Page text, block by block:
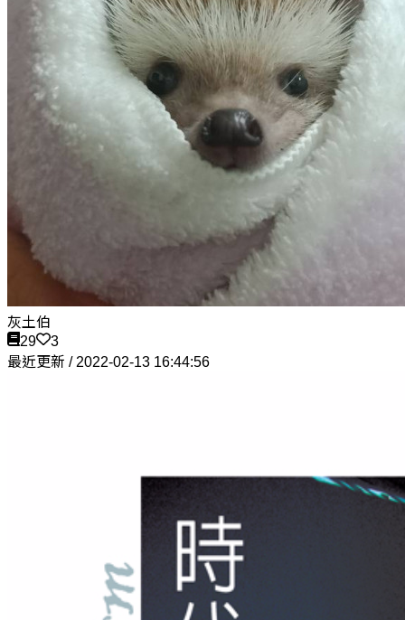
灰土伯
29
3
最近更新 / 2022-02-13 16:44:56